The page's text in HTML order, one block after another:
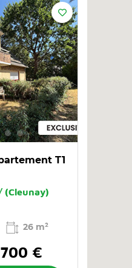
T1
(Cleunay)
26 m²
700 €